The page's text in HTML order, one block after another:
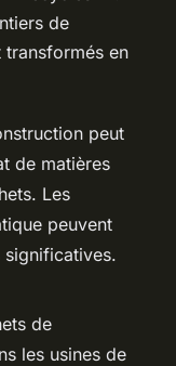
de
en
peut
de matières
Les
peuvent
de
les usines de